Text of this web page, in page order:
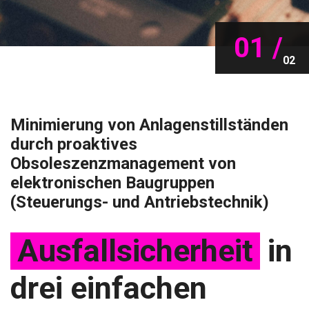
01 /02
Minimierung von Anlagenstillständen
durch proaktives
Obsoleszenzmanagement von
elektronischen Baugruppen
(Steuerungs- und Antriebstechnik)
Ausfallsicherheit in
drei einfachen